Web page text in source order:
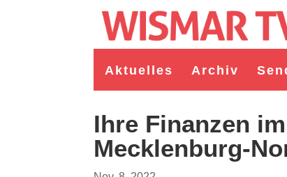
Aktuelles Archiv
Ihre Finanzen
Mecklenburg-